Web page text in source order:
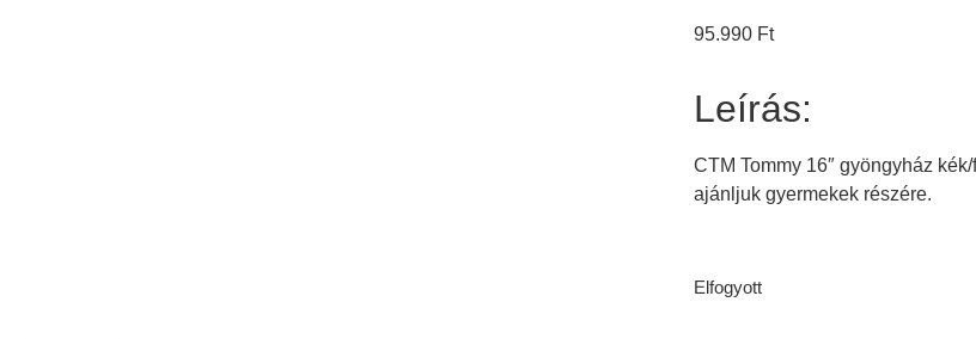
95.990 Ft
Leírás:
CTM Tommy 16″ gyöngyház
ajánljuk gyermekek részére.
Elfogyott